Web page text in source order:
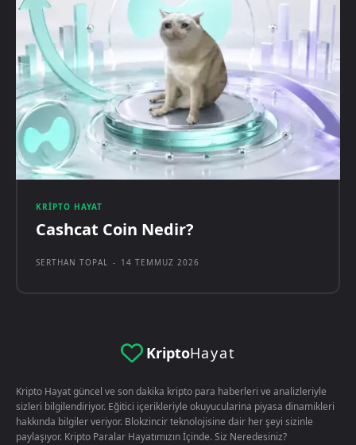
KRIPTO HAYAT
Cashcat Coin Nedir?
SERTHAN TOPAL - 14 TEMMUZ 2026
KriptoHayat
Kripto Hayat güncel ve son dakika kripto para haberleri ve analizleriyle
sizleri bilgilendiriyor. Eğitici içerikleriyle okuyucularina piyasa dinamikleri
hakkında bilgiler veriyor. Blokzincir teknolojisine dair her şeyi sizinle
paylaşıyor. Kripto Paralar Hayatımızın İçinde. Siz Neredesiniz?